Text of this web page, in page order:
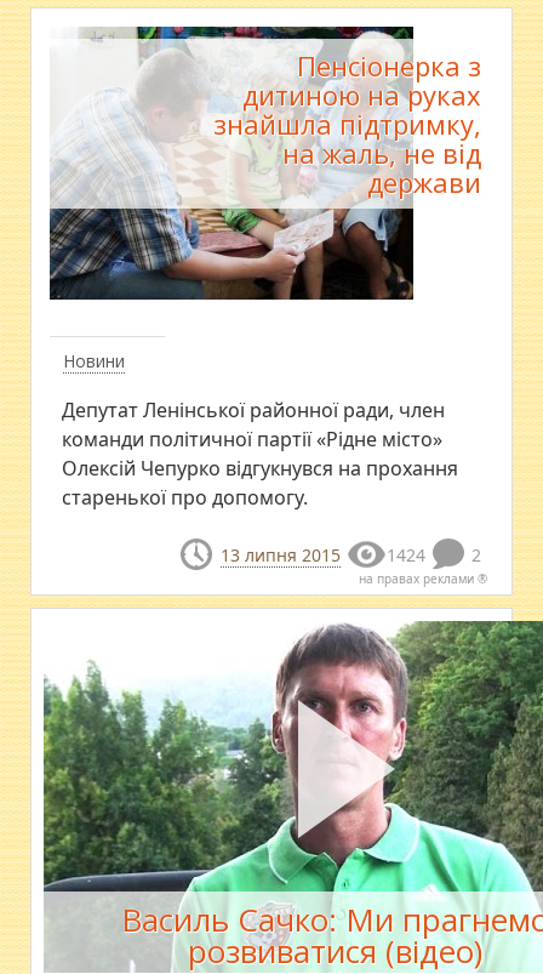
Новини
Пенсіонерка з
дитиною на руках
знайшла підтримку,
на жаль, не від
держави
Депутат Ленінської районної ради, член
команди політичної партії «Рідне місто»
Олексій Чепурко відгукнувся на прохання
старенької про допомогу.
13 липня 2015 1424 2
на правах реклами ®
Василь Сачко: Ми
розвиватися (відео)